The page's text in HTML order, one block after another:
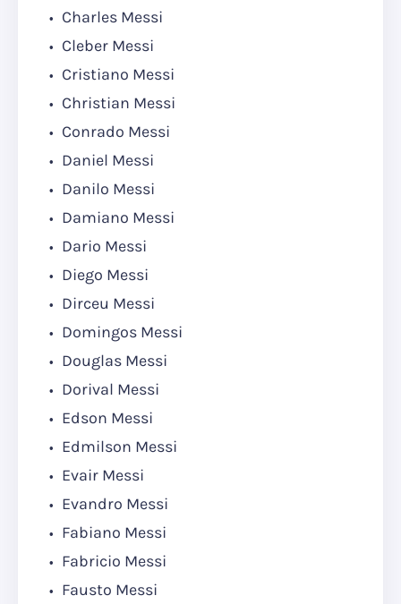
Charles Messi
Cleber Messi
Cristiano Messi
Christian Messi
Conrado Messi
Daniel Messi
Danilo Messi
Damiano Messi
Dario Messi
Diego Messi
Dirceu Messi
Domingos Messi
Douglas Messi
Dorival Messi
Edson Messi
Edmilson Messi
Evair Messi
Evandro Messi
Fabiano Messi
Fabricio Messi
Fausto Messi